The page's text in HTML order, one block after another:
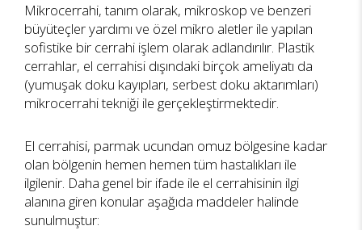
Mikrocerrahi, tanım olarak, mikroskop ve benzeri
büyüteçler yardımı ve özel mikro aletler ile yapılan
sofistike bir cerrahi işlem olarak adlandırılır. Plastik
cerrahlar, el cerrahisi dışındaki birçok ameliyatı da
(yumuşak doku kayıpları, serbest doku aktarımları)
mikrocerrahi tekniği ile gerçekleştirmektedir.
El cerrahisi, parmak ucundan omuz bölgesine kadar
olan bölgenin hemen hemen tüm hastalıkları ile
ilgilenir. Daha genel bir ifade ile el cerrahisinin ilgi
alanına giren konular aşağıda maddeler halinde
sunulmuştur: